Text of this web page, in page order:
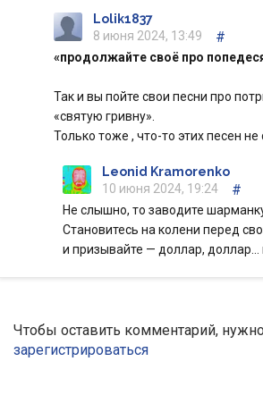
Lolik1837
8 июня 2024, 13:49
#
«продолжайте своё про
Так и вы пойте свои песни про
«святую гривну».
Только тоже , что-то этих песен
Leonid Kramorenko
10 июня 2024, 19:24
#
Не слышно, то заводите
Становитесь на колени перед
и призывайте — доллар, доллар…
Чтобы оставить комментарий, нужно
зарегистрироваться